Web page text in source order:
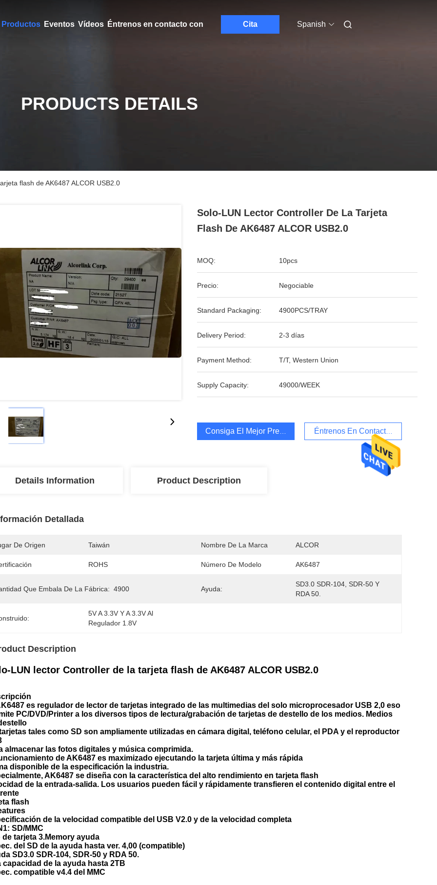
Productos Eventos Vídeos Éntrenos en contacto con Cita Spanish
PRODUCTS DETAILS
flash de AK6487 ALCOR USB2.0
Solo-LUN Lector Controller De La Tarjeta
Flash De AK6487 ALCOR USB2.0
MOQ: 10pcs
Precio: Negociable
Standard Packaging: 4900PCS/TRAY
Delivery Period: 2-3 días
Payment Method: T/T, Western Union
Supply Capacity: 49000/WEEK
Consiga El Mejor Precio Éntrenos En Contacto Con
Details Information Product Description
Detallada
De Origen Taiwán Nombre De La Marca ALCOR
ROHS Número De Modelo AK6487
Que Embala De La Fábrica: 4900 Ayuda:
SD3.0 SDR-104, SDR-50 Y
RDA 50.
5V A 3.3V Y A 3.3V Al
Regulador 1.8V
Description
LUN lector Controller de la tarjeta flash de AK6487 ALCOR USB2.0
es regulador de lector de tarjetas integrado de las multimedias del solo microprocesador USB 2,0 eso
PC/DVD/Printer a los diversos tipos de lectura/grabación de tarjetas de destello de los medios. Medios
tales como SD son ampliamente utilizadas en cámara digital, teléfono celular, el PDA y el reproductor
almacenar las fotos digitales y música comprimida.
de AK6487 es maximizado ejecutando la tarjeta última y más rápida
disponible de la especificación la industria.
AK6487 se diseña con la característica del alto rendimiento en tarjeta flash
de la entrada-salida. Los usuarios pueden fácil y rápidamente transfieren el contenido digital entre el
flash
de la velocidad compatible del USB V2.0 y de la velocidad completa
SD/MMC
de tarjeta 3.Memory ayuda
del SD de la ayuda hasta ver. 4,00 (compatible)
SD3.0 SDR-104, SDR-50 y RDA 50.
capacidad de la ayuda hasta 2TB
compatible v4.4 del MMC